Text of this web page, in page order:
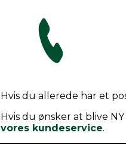
Hvis du allerede har et
Hvis du ønsker at blive
vores kundeservice.